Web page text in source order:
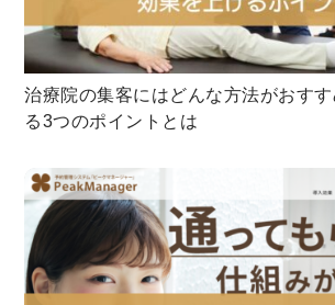
治療院の集客にはどんな方法がおす
る3つのポイントとは